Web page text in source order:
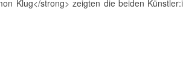
Klug</strong> zeigten die beiden